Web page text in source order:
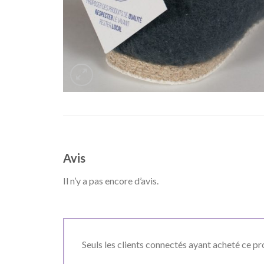
Avis
Il n’y a pas encore d’avis.
Seuls les clients connectés ayant acheté ce